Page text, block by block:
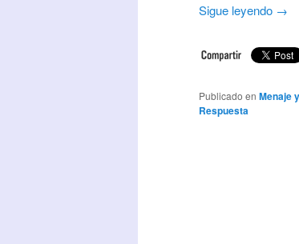
Sigue leyendo →
Publicado en Menaje
Respuesta